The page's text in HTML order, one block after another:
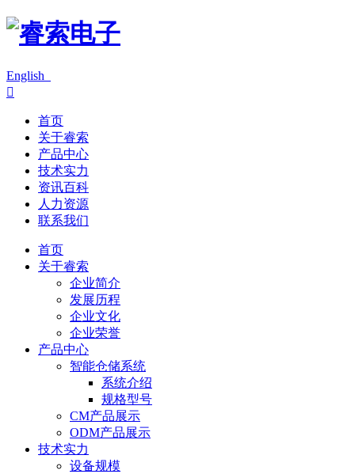
English

首页
关于睿索
产品中心
技术实力
资讯百科
人力资源
联系我们
首页
关于睿索
企业简介
发展历程
企业文化
企业荣誉
产品中心
智能仓储系统
系统介绍
规格型号
CM产品展示
ODM产品展示
技术实力
设备规模